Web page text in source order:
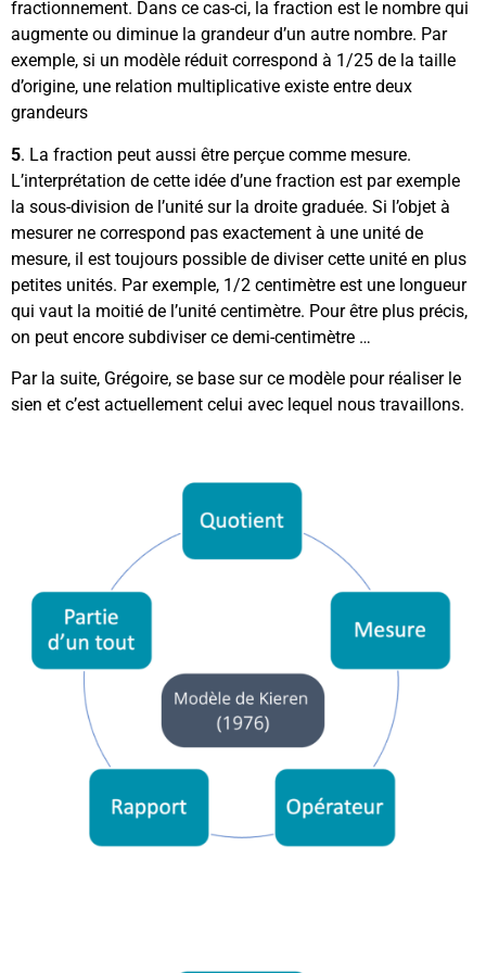
fractionnement. Dans ce cas-ci, la fraction est le nombre qui
augmente ou diminue la grandeur d’un autre nombre. Par
exemple, si un modèle réduit correspond à 1/25 de la taille
d’origine, une relation multiplicative existe entre deux
grandeurs
5. La fraction peut aussi être perçue comme mesure.
L’interprétation de cette idée d’une fraction est par exemple
la sous-division de l’unité sur la droite graduée. Si l’objet à
mesurer ne correspond pas exactement à une unité de
mesure, il est toujours possible de diviser cette unité en plus
petites unités. Par exemple, 1/2 centimètre est une longueur
qui vaut la moitié de l’unité centimètre. Pour être plus précis,
on peut encore subdiviser ce demi-centimètre …
Par la suite, Grégoire, se base sur ce modèle pour réaliser le
sien et c’est actuellement celui avec lequel nous travaillons.